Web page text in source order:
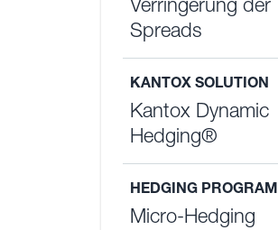
Verringerung der
Spreads
KANTOX SOLUTION
Kantox Dynamic
Hedging®
HEDGING PROGRAM
Micro-Hedging